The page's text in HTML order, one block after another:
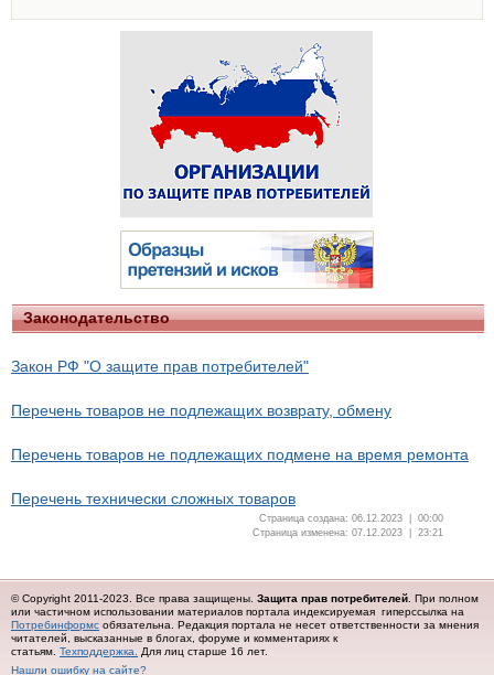
Законодательство
Закон РФ "О защите прав потребителей"
Перечень товаров не подлежащих возврату, обмену
Перечень товаров не подлежащих подмене на время ремонта
Перечень технически сложных товаров
Страница создана: 06.12.2023 | 00:00
Страница изменена: 07.12.2023 | 23:21
© Copyright 2011-2023. Все права защищены. Защита прав потребителей . При полном
или частичном использовании материалов портала индексируемая гиперссылка на
Потребинформс обязательна. Редакция портала не несет ответственности за мнения
читателей, высказанные в блогах, форуме и комментариях к
статьям. Техподдержка.
Для лиц старше 16 лет.
Нашли ошибку на сайте?